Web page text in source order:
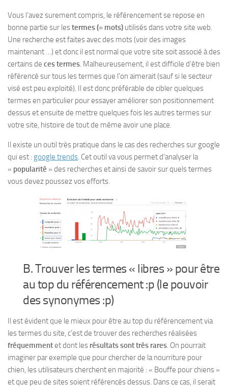
Vous l’avez surement compris, le référencement se repose en
bonne partie sur lestermes (= mots) utilisés dans votre site web.
Une recherche est faites avec des mots (voir des images
maintenant …) et donc il est normal que votre site soit associé à des
certains de ces termes. Malheureusement, il est difficile d’être bien
référencé sur tous les termes que l’on aimerait (sauf si le secteur
visé est peu exploité). Il est donc préférable de cibler quelques
termes en particulier pour essayer améliorer son positionnement
dessus et ensuite de mettre quelques fois les autres termes sur
votre site, histoire de tout de même avoir une place.
Il existe un outil très pratique dans le cas des recherches sur google
qui est : google trends. Cet outil va vous permet d’analyser la
« popularité » des recherches et ainsi de savoir sur quels termes
vous devez poussez vos efforts.
B. Trouver les termes « libres » pour être
au top du référencement :p (le pouvoir
des synonymes :p)
Il est évident que le mieux pour être au top du référencement via
les termes du site, c’est de trouver des recherches réalisées
fréquemmentet dont les résultats sont très rares. On pourrait
imaginer par exemple que pour chercher de la nourriture pour
chien, les utilisateurs cherchent en majorité : « Bouffe pour chiens »
et que peu de sites soient référencés dessus. Dans ce cas, il serait